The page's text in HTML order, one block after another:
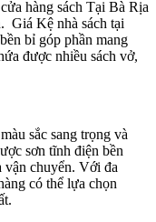
hàng sách Tại Bà Rịa
Giá Kệ nhà sách tại
bỉ góp phần mang
được nhiều sách vở,
sắc sang trọng và
sơn tĩnh điện bền
vận chuyển. Với đa
có thể lựa chọn